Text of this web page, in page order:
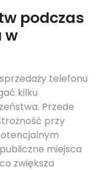
podczas
w
telefonu
kilku
Przede
przy
miejsca
zwiększa